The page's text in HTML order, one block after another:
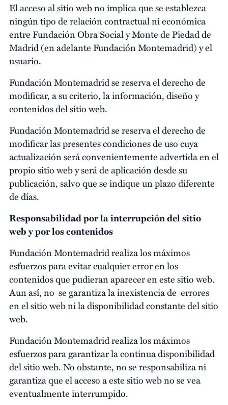
El acceso al sitio web no implica que se establezca
ningún tipo de relación contractual ni económica
entre Fundación Obra Social y Monte de Piedad de
Madrid (en adelante Fundación Montemadrid) y el
usuario.
Fundación Montemadrid se reserva el derecho de
modificar, a su criterio, la información, diseño y
contenidos del sitio web.
Fundación Montemadrid se reserva el derecho de
modificar las presentes condiciones de uso cuya
actualización será convenientemente advertida en el
propio sitio web y será de aplicación desde su
publicación, salvo que se indique un plazo diferente
de días.
Responsabilidad por la interrupción del sitio
web y por los contenidos
Fundación Montemadrid realiza los máximos
esfuerzos para evitar cualquier error en los
contenidos que pudieran aparecer en este sitio web.
Aun así, no se garantiza la inexistencia de errores
en el sitio web ni la disponibilidad constante del sitio
web.
Fundación Montemadrid realiza los máximos
esfuerzos para garantizar la continua disponibilidad
del sitio web. No obstante, no se responsabiliza ni
garantiza que el acceso a este sitio web no se vea
eventualmente interrumpido.